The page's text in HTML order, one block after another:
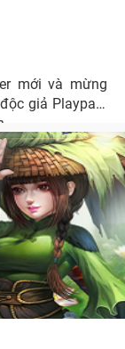
mới và mừng
giả Playpark